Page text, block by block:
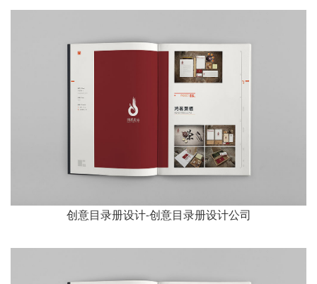
创意目录册设计-创意目录册设计公司